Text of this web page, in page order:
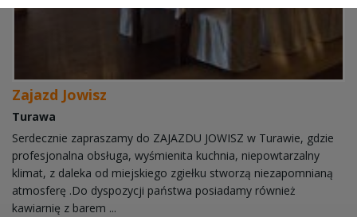
Zajazd Jowisz
Turawa
Serdecznie zapraszamy do ZAJAZDU JOWISZ w Turawie, gdzie
profesjonalna obsługa, wyśmienita kuchnia, niepowtarzalny
klimat, z daleka od miejskiego zgiełku stworzą niezapomnianą
atmosferę .Do dyspozycji państwa posiadamy również
kawiarnię z barem ...